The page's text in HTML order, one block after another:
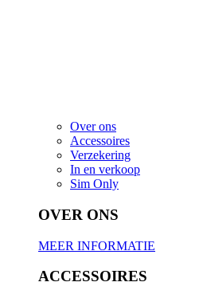
Over ons
Accessoires
Verzekering
In en verkoop
Sim Only
OVER ONS
MEER INFORMATIE
ACCESSOIRES